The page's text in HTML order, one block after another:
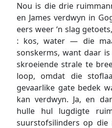
Nou is die drie
en James verdwyn in
eers weer ‘n slag
: kos, water — die
sonskerms, want daar
skroeiende strale te
loop, omdat die
gevaarlike gate bedek
kan verdwyn. Ja, en
hulle hul lugdigte
suurstofsilinders op